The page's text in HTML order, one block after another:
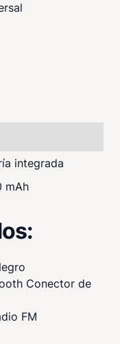
integrada
mAh
Conector de
FM